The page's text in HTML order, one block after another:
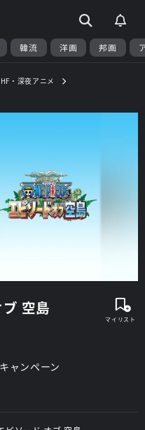
韓流 洋画 邦画
・深夜アニメ
空島